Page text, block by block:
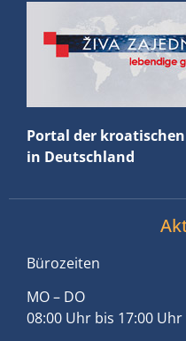
Portal der
in Deutschland
Bürozeiten
MO – DO
08:00 Uhr bis 17:00 Uhr